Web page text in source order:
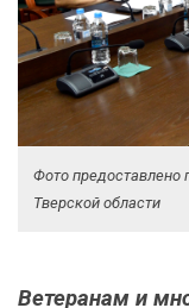
Фото предоставлено
Тверской области
Ветеранам и